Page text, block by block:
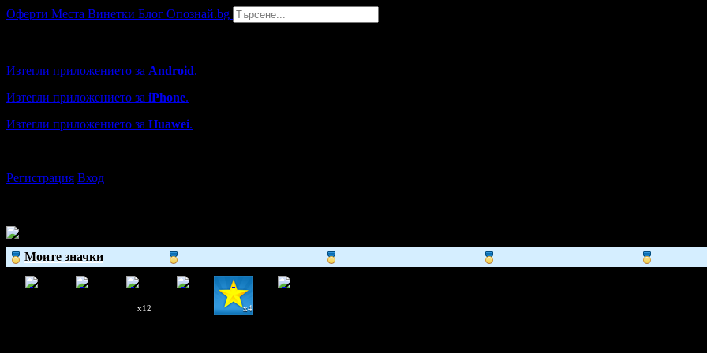
Оферти Места Винетки Блог Опознай.bg
Изтегли приложението за Android.
Изтегли приложението за iPhone.
Изтегли приложението за Huawei.
Регистрация Вход
Моите значки
x12 x4